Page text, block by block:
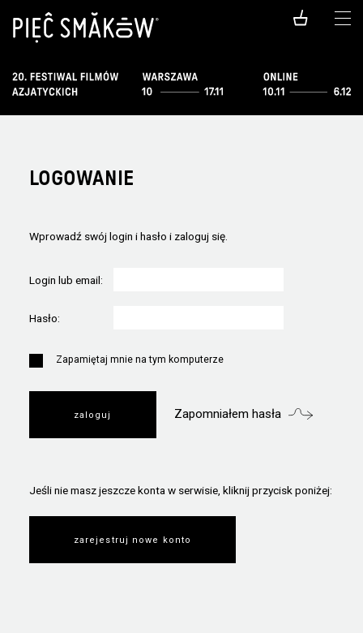
LOGOWANIE
Wprowadź swój login i hasło i zaloguj się.
Login lub email:
Hasło:
Zapamiętaj mnie na tym komputerze
Zapomniałem hasła
Jeśli nie masz jeszcze konta w serwisie, kliknij przycisk poniżej:
zarejestruj nowe konto